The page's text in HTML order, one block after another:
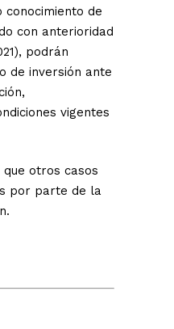
conocimiento de
con anterioridad
podrán
de inversión ante
vigentes
otros casos
por parte de la